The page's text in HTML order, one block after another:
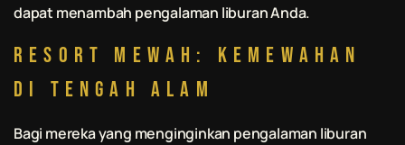
dapat menambah pengalaman liburan Anda.
Resort Mewah: Kemewahan
di Tengah Alam
Bagi mereka yang menginginkan pengalaman liburan